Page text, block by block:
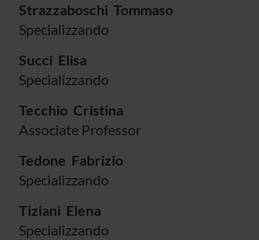
Strazzaboschi Tommaso
Specializzando
Succi Elisa
Specializzando
Tecchio Cristina
Associate Professor
Tedone Fabrizio
Specializzando
Tiziani Elena
Specializzando